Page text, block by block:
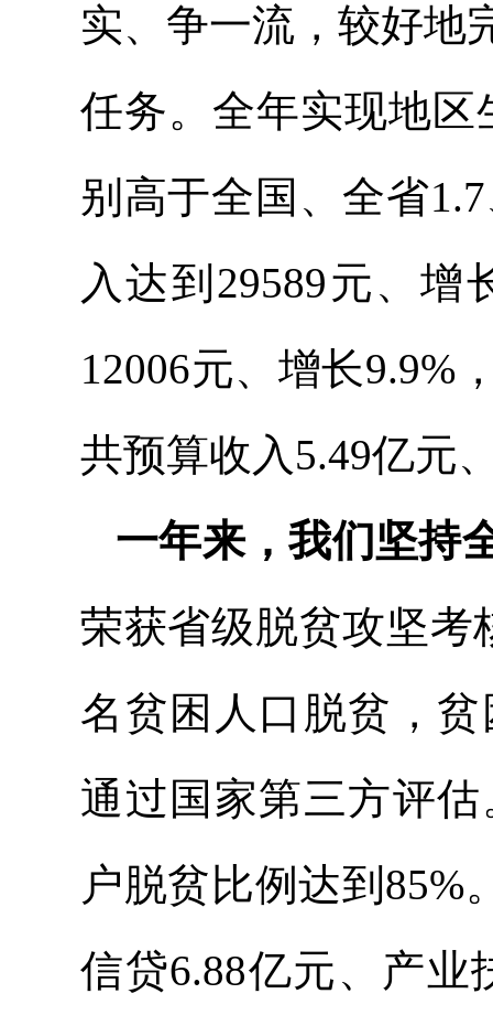
实、争一流，较好地
任务。全年实现地区
别高于全国、全省
入达到29589元、
12006元、增长9.9%
共预算收入5.49亿元
一年来，我们坚持
荣获省级脱贫攻坚考
名贫困人口脱贫，
通过国家第三方评
户脱贫比例达到85%
信贷6.88亿元、产业